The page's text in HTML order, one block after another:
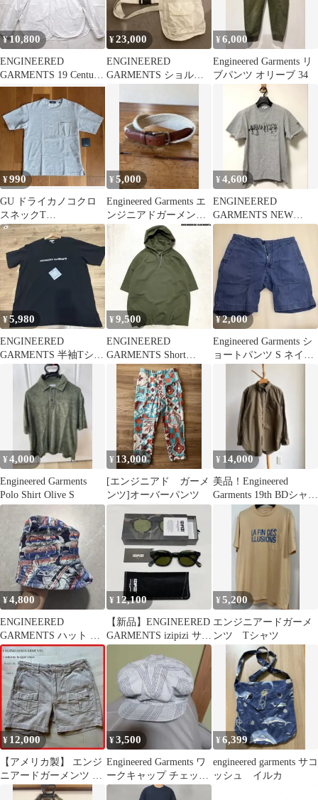
¥10,800
ENGINEERED
GARMENTS 19 Century
BD Shirt
¥23,000
ENGINEERED
GARMENTS ショルダ
¥6,000
Engineered Garments リ
ブパンツ オリーブ 34
¥990
GU ドライカノコクロ
スネックT
ENGINEERED
GARMENTS
¥5,000
Engineered Garments エ
ンジニアドガーメンツ
メッシュベルト
¥4,600
ENGINEERED
GARMENTS NEW
YORK Tシャツ S
¥5,980
ENGINEERED
GARMENTS 半袖Tシャ
¥9,500
ENGINEERED
GARMENTS Short
Sleeve Hoody-Diamond
Poly Knit パーカー フー
ディー チンストラップ
ドローコード オーバー
サイズ 半袖 Sサイズ カ
ーキグリーン オリーブ
緑系 エンジニアードガ
ーメンツ
¥2,000
Engineered Garments シ
ョートパンツ S ネイビ
¥4,000
Engineered Garments
Polo Shirt Olive S
¥ 13,000
[エンジニアド ガーメ
ンツ]オーバーパンツ
¥ 14,000
美品！Engineered
Garments 19th BDシャツ
カーキM
¥4,800
ENGINEERED
GARMENTS ハット M
サイズ アメリカ製
¥ 12,100
【新品】ENGINEERED
GARMENTS izipizi サン
グラス
¥5,200
エンジニアードガーメ
ンツ Tシャツ
¥ 12,000
【アメリカ製】 エンジ
ニアードガーメンツ コ
ーデュロイファティー
¥3,500
Engineered Garments ワ
ークキャップ チェック
柄
¥6,399
engineered garments サコ
ッシュ イルカ